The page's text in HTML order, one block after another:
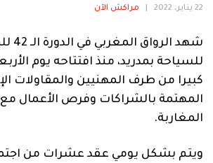
آراء 22 يناير، 2022 مراكش الآن
شهد
للسياحة بمدريد، منذ افتتاحه يوم
كبيرا من طرف المهنيين والمقاولات
المهتمة بالشراكات وفرص الأعمال
المغاربة.
ويتم بشكل يومي عقد عشرات من